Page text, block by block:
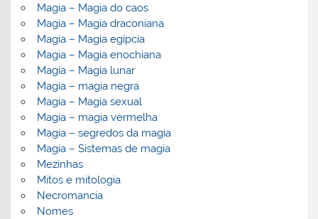
Magia – Magia do caos
Magia – Magia draconiana
Magia – Magia egípcia
Magia – Magia enochiana
Magia – Magia lunar
Magia – magia negra
Magia – Magia sexual
Magia – magia vermelha
Magia – segredos da magia
Magia – Sistemas de magia
Mezinhas
Mitos e mitologia
Necromancia
Nomes